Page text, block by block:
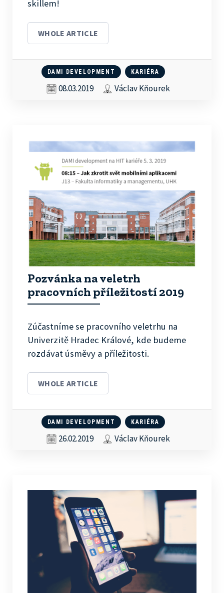
skillem!
WHOLE ARTICLE
DAMI DEVELOPMENT KARIÉRA
08.03.2019 Václav Kňourek
Pozvánka na veletrh
pracovních příležitostí 2019
Zúčastníme se pracovního veletrhu na
Univerzitě Hradec Králové, kde budeme
rozdávat úsměvy a příležitosti.
WHOLE ARTICLE
DAMI DEVELOPMENT KARIÉRA
26.02.2019 Václav Kňourek